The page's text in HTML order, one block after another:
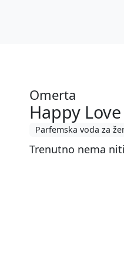
Omerta
Happy
Parfemska voda za
Trenutno nema